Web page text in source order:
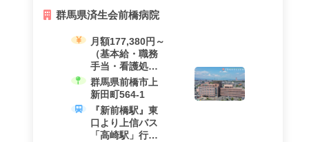
群馬県済生会前橋病院
月額177,380円～
（基本給・職務
手当・看護処遇
改善手当・看護
補助者処遇改善
手当含・賃上促
進手当）
＊経験者加算あ
群馬県前橋市上
新田町564-1
『新前橋駅』東
口より上信バス
「高崎駅」行き